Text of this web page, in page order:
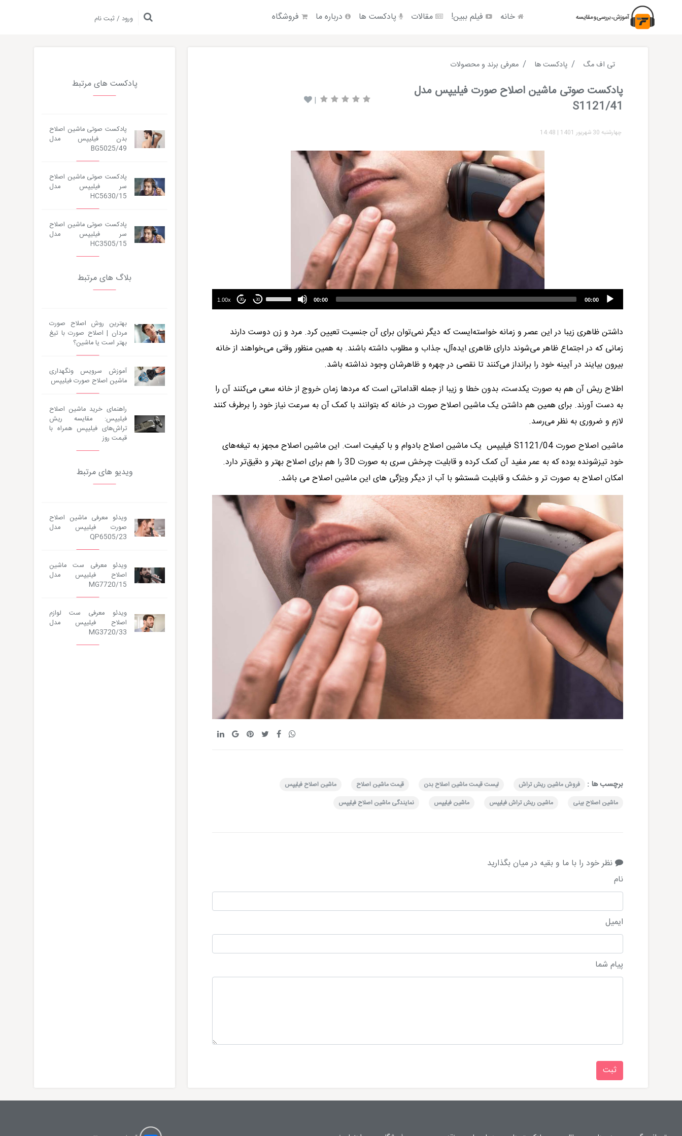
خانه فیلم ببین! مقالات پادکست ها درباره ما فروشگاه ورود / ثبت نام
تی اف مگ پادکست ها معرفی برند و محصولات
پادکست صوتی ماشین اصلاح صورت فیلیپس مدل
S1121/41
چهارشنبه 30 شهریور 1401 |
14:48
|
Audio
00:00
00:00
Use
Up/Down
Arrow
increase
decrease
30
30
1.00x
داشتن ظاهری زیبا در این عصر و زمانه خواسته‌ایست که دیگر نمی‌توان برای آن جنسیت تعیین کرد. مرد و زن دوست دارند
زمانی که در اجتماع ظاهر می‌شوند دارای ظاهری ایده‌آل، جذاب و مطلوب داشته باشند. به همین منظور وقتی می‌خواهند از خانه
بیرون بیایند در آیینه خود را برانداز می‌کنند تا نقصی در چهره و ظاهرشان وجود نداشته باشد.
اطلاح ریش آن هم به صورت یکدست، بدون خطا و زیبا از جمله اقداماتی است که مردها زمان خروج از خانه سعی می‌کنند آن را
به دست آورند. برای همین هم داشتن یکماشین اصلاح صورت در خانه که بتوانند با کمک آن به سرعت نیاز خود را برطرف کنند
لازم و ضروری به نظر می‌رسد.
ماشین اصلاح صورت S1121/04 فیلیپسیک ماشین اصلاح بادوام و با کیفیت است. این ماشین اصلاح مجهز به تیغه‌های
خود تیزشونده بوده که به عمر مفید آن کمک کرده و قابلیت چرخش سری به صورت 3D را هم برای اصلاح بهتر و دقیق‌تر دارد.
امکان اصلاح به صورت تر و خشک و قابلیت شستشو با آب از دیگر ویژگی های این ماشین اصلاح می باشد.
برچسب ها : فروش ماشین ریش تراش لیست قیمت ماشین اصلاح بدن قیمت ماشین اصلاح
ماشین اصلاح فیلیپس
ماشین اصلاح بینی
ماشین ریش تراش فیلیپس ماشین فیلیپس نمایندگی ماشین اصلاح فیلیپس
نظر خود را با ما و بقیه در میان بگذارید
نام
ایمیل
پیام شما
پادکست های مرتبط
پادکست صوتی ماشین اصلاح
بدن فیلیپس مدل
BG5025/49
پادکست صوتی ماشین اصلاح
سر فیلیپس مدل
HC5630/15
پادکست صوتی ماشین اصلاح
سر فیلیپس مدل
HC3505/15
بلاگ های مرتبط
بهترین روش اصلاح صورت
مردان | اصلاح صورت با تیغ
بهتر است یا ماشین؟
آموزش سرویس ونگهداری
ماشین اصلاح صورت فیلیپس
راهنمای خرید ماشین اصلاح
فیلیپس: مقایسه ریش
تراش‌های فیلیپس همراه با
قیمت روز
ویدیو های مرتبط
ویدئو معرفی ماشین اصلاح
صورت فیلیپس مدل
QP6505/23
ویدئو معرفی ست ماشین
اصلاح فیلیپس مدل
MG7720/15
ویدئو معرفی ست لوازم
اصلاح فیلیپس مدل
MG3720/33